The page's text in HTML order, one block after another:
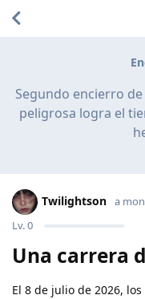
Segundo encierro
peligrosa logra el
Twilightson
Lv.0
a
Una carrera
El 8 de julio de 2026,